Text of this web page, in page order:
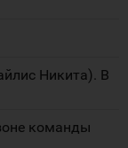
Никита). В
команды